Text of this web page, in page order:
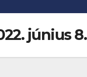
június 8.